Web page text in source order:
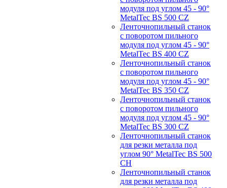
модуля под углом 45 - 90°
MetalTec BS 500 CZ
Ленточнопильный станок
c поворотом пильного
модуля под углом 45 - 90°
MetalTec BS 400 CZ
Ленточнопильный станок
c поворотом пильного
модуля под углом 45 - 90°
MetalTec BS 350 CZ
Ленточнопильный станок
c поворотом пильного
модуля под углом 45 - 90°
MetalTec BS 300 CZ
Ленточнопильный станок
для резки металла под
углом 90° MetalTec BS 500
CH
Ленточнопильный станок
для резки металла под